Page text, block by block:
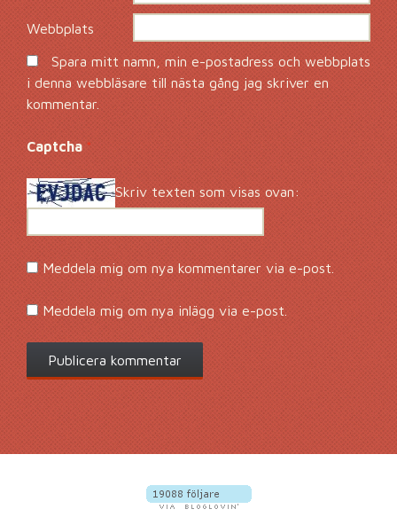
Webbplats
Spara mitt namn, min e-postadress och webbplats
i denna webbläsare till nästa gång jag skriver en
kommentar.
Captcha *
Skriv texten som visas ovan:
Meddela mig om nya kommentarer via e-post.
Meddela mig om nya inlägg via e-post.